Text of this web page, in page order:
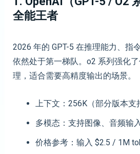
全能王者
2026 年的 GPT-5 在推理能力、指
依然处于第一梯队。o2 系列强化
理，适合需要高精度输出的场景。
上下文：256K（部分版本支
多模态：支持图像、音频输
价格参考：输入 $2.5 / 1M